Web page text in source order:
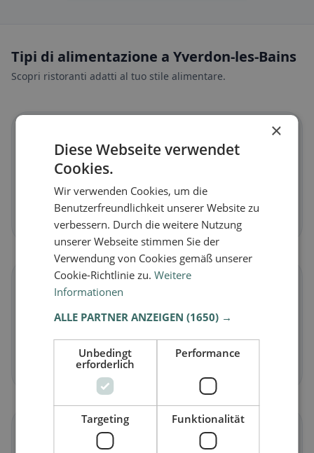
Tipi di alimentazione a Yverdon-les-Bains
Scopri ristoranti adatti al tuo stile alimentare.
Veganoin Yverdon-les-Bains
Piatti vegetali e cucina vegana
Scopri ora →
Vegetarianoin Yverdon-les-Bains
Piatti senza carne e classici vegetariani
Scopri ora →
×
Diese Webseite verwendet
Cookies.
Wir verwenden Cookies, um die
Benutzerfreundlichkeit unserer Website zu
verbessern. Durch die weitere Nutzung
unserer Webseite stimmen Sie der
Verwendung von Cookies gemäß unserer
Cookie-Richtlinie zu.Weitere
Informationen
ALLE PARTNER ANZEIGEN(1650) →
Unbedingt
erforderlich
Performance
Targeting Funktionalität